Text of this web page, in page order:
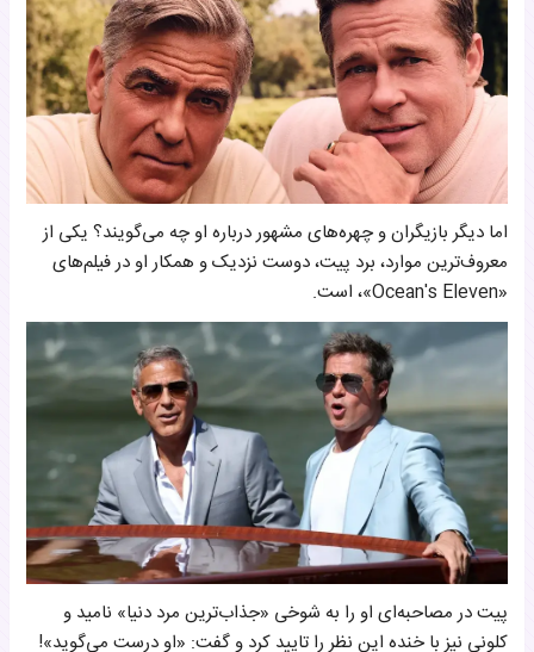
اما دیگر بازیگران و چهره‌های مشهور درباره او چه می‌گویند؟ یکی از
معروف‌ترین موارد، برد پیت، دوست نزدیک و همکار او در فیلم‌های
«Ocean's Eleven»، است.
پیت در مصاحبه‌ای او را به شوخی «جذاب‌ترین مرد دنیا» نامید و
کلونی نیز با خنده این نظر را تایید کرد و گفت: «او درست می‌گوید»!